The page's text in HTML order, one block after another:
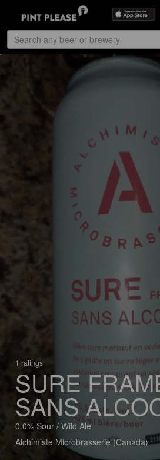
1 ratings
SURE
SANS
0.0% Sour / Wild Ale
Alchimiste Microbrasserie (Canada)